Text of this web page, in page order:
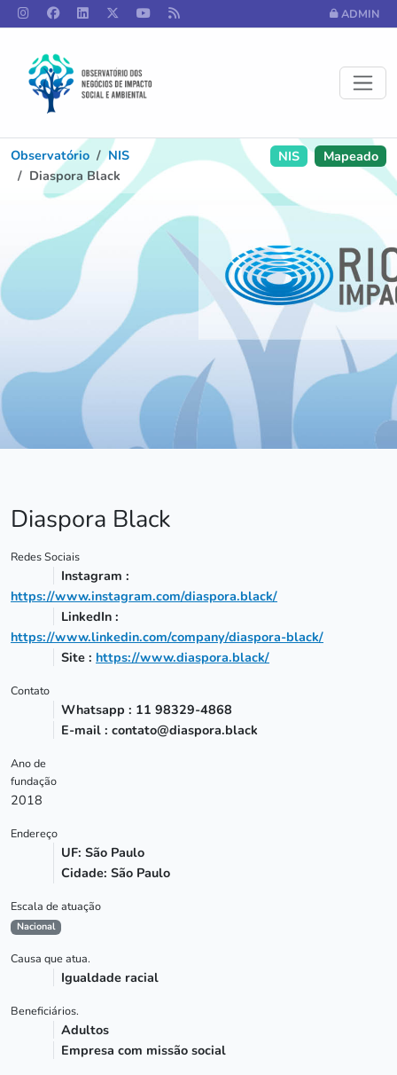
ADMIN
Observatório
NIS
Diaspora Black
NIS Mapeado
Diaspora Black
Redes Sociais
Instagram :
https://www.instagram.com/diaspora.black/
LinkedIn :
https://www.linkedin.com/company/diaspora-black/
Site : https://www.diaspora.black/
Contato
Whatsapp : 11 98329-4868
E-mail : contato@diaspora.black
Ano de
fundação
2018
Endereço
UF: São Paulo
Cidade: São Paulo
Escala de atuação
Nacional
Causa que atua.
Igualdade racial
Beneficiários.
Adultos
Empresa com missão social